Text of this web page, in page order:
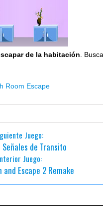
de la habitación .
Room Escape
Juego:
de Transito
Juego:
and Escape 2 Remake